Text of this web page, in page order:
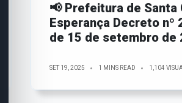
📢 Prefeitura de Santa
Esperança Decreto nº
de 15 de setembro de
SET 19, 2025 1 MINS READ 1,104